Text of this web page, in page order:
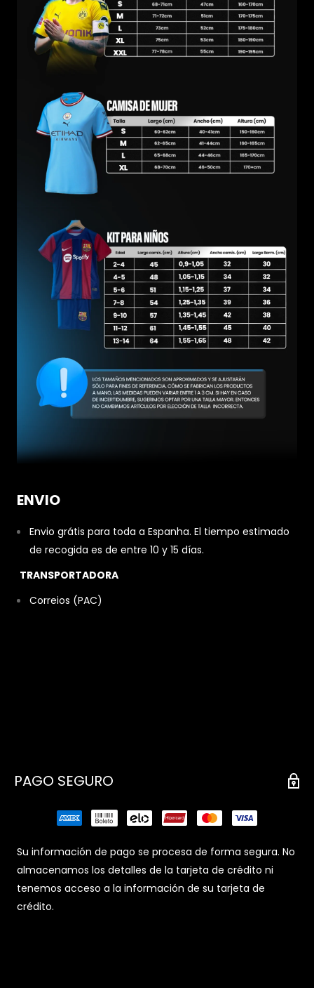
ENVIO
Envio grátis para toda a Espanha. El tiempo estimado
de recogida es de entre 10 y 15 días.
TRANSPORTADORA
Correios (PAC)
PAGO SEGURO
Su información de pago se procesa de forma segura. No
almacenamos los detalles de la tarjeta de crédito ni
tenemos acceso a la información de su tarjeta de
crédito.